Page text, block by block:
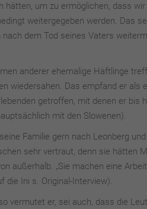
hätten, um zu ermöglichen, dass
weitergegeben werden. Das
dem Tod seines Vaters
anderer ehemalige Häftlinge
wiedersahen. Das empfand er als
getroffen, mit denen er bis
mit den Slowenen).
Familie gern nach Leonberg
sehr vertraut, denn sie hätten
außerhalb. „Sie machen eine
die Ini s. Original-Interview).
vermutet er, sei auch, dass die